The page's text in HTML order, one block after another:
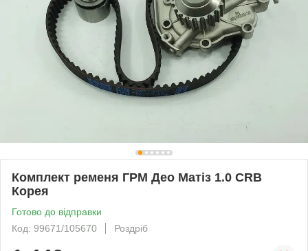
Комплект ременя ГРМ Део Матіз 1.0 CRB
Корея
Готово до відправки
Код: 99671/105670
Роздріб